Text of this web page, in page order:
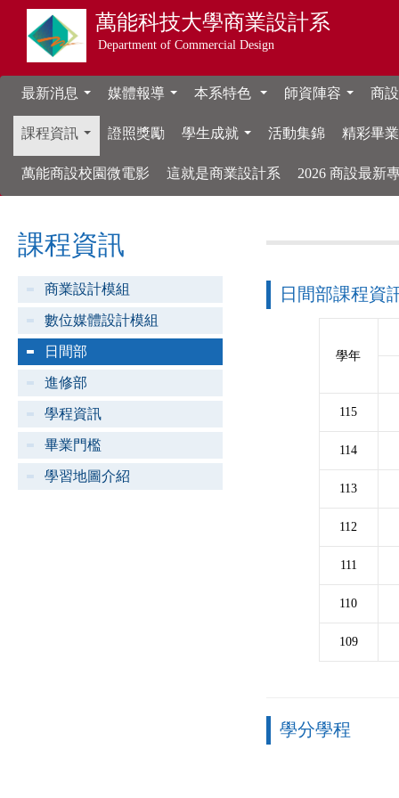
萬能科技大學商業設計系
Department of Commercial Design
最新消息 媒體報導 本系特色 師資陣容 商
課程資訊 證照獎勵 學生成就 活動集錦 精彩畢
萬能商設校園微電影 這就是商業設計系 2026 商設最新
課程資訊
商業設計模組
數位媒體設計模組
日間部
進修部
學程資訊
畢業門檻
學習地圖介紹
日間部課程資
學年
115
114
113
112
111
110
109
學分學程